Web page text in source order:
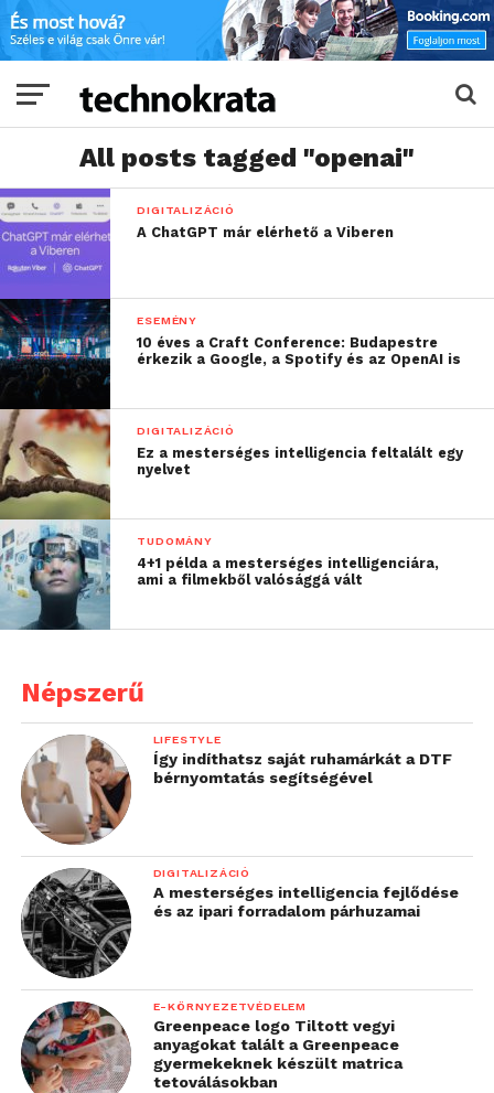
All posts tagged "openai"
DIGITALIZÁCIÓ
A ChatGPT már elérhető a Viberen
ESEMÉNY
10 éves a Craft Conference: Budapestre
érkezik a Google, a Spotify és az OpenAI is
DIGITALIZÁCIÓ
Ez a mesterséges intelligencia feltalált egy
nyelvet
TUDOMÁNY
4+1 példa a mesterséges intelligenciára,
ami a filmekből valósággá vált
Népszerű
LIFESTYLE
Így indíthatsz saját ruhamárkát a DTF
bérnyomtatás segítségével
DIGITALIZÁCIÓ
A mesterséges intelligencia fejlődése
és az ipari forradalom párhuzamai
E-KÖRNYEZETVÉDELEM
Greenpeace logo Tiltott vegyi
anyagokat talált a Greenpeace
gyermekeknek készült matrica
tetoválásokban